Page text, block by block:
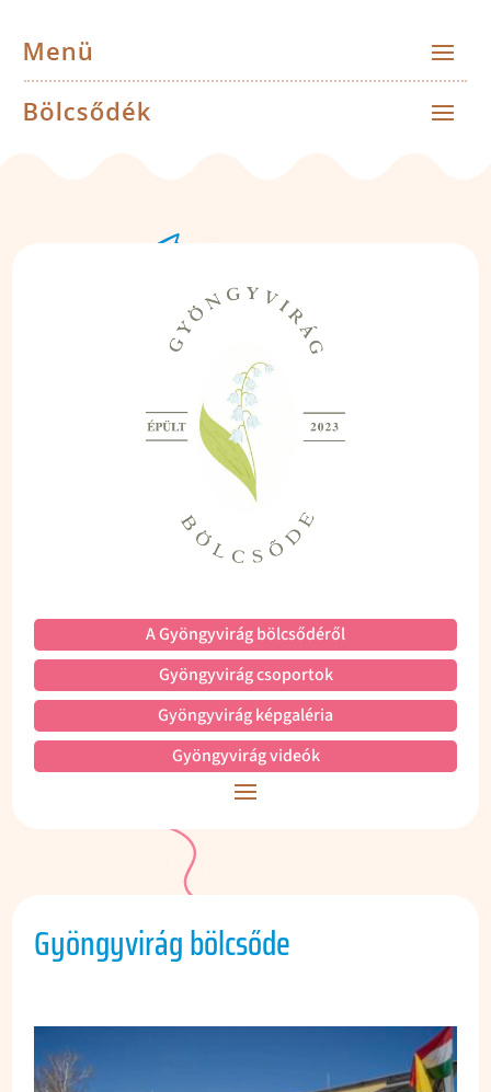
A Gyöngyvirág bölcsődéről
Gyöngyvirág csoportok
Gyöngyvirág képgaléria
Gyöngyvirág videók
Gyöngyvirág bölcsőde